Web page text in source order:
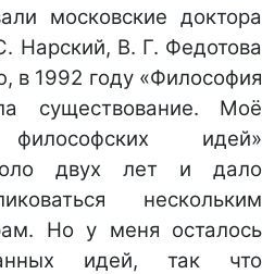
московские доктора
Нарский, В. Г. Федотова
в 1992 году «Философия
существование. Моё
идей»
двух лет и дало
нескольким
Но у меня осталось
идей, так что